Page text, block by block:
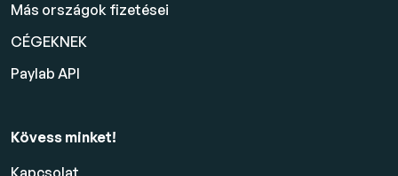
Más országok fizetései
CÉGEKNEK
Paylab API
Kövess minket!